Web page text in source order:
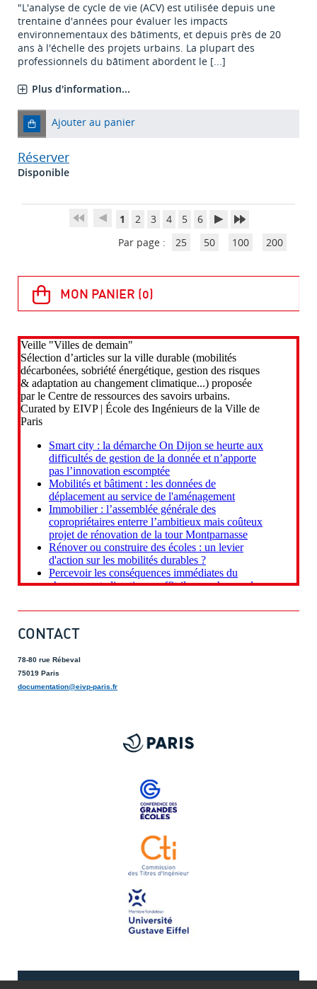
"L'analyse de cycle de vie (ACV) est utilisée depuis une
trentaine d'années pour évaluer les impacts
environnementaux des bâtiments, et depuis près de 20
ans à l'échelle des projets urbains. La plupart des
professionnels du bâtiment abordent le [...]
Plus d'information...
Ajouter au panier
Réserver
Disponible
1 2 3 4 5
6
Par page :
25 50 100 200
CONTACT
78-80 rue Rébeval
75019 Paris
documentation@eivp-paris.fr